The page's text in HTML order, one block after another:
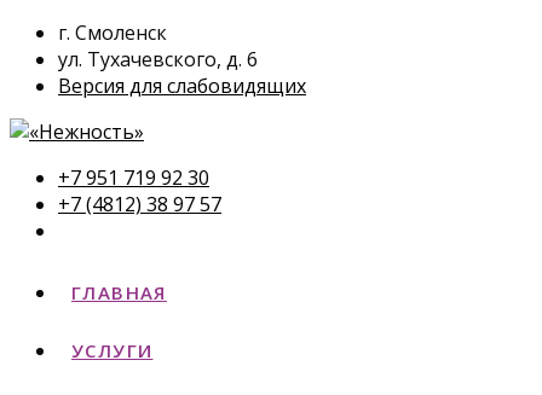
г. Смоленск
ул. Тухачевского, д. 6
Версия для слабовидящих
+7 951 719 92 30
+7 (4812) 38 97 57
ГЛАВНАЯ
УСЛУГИ